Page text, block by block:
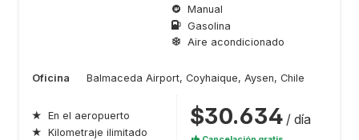
Manual
Gasolina
Aire acondicionado
Oficina Balmaceda Airport, Coyhaique, Aysen, Chile
★ En el aeropuerto
★ Kilometraje ilimitado
$30.634 / día